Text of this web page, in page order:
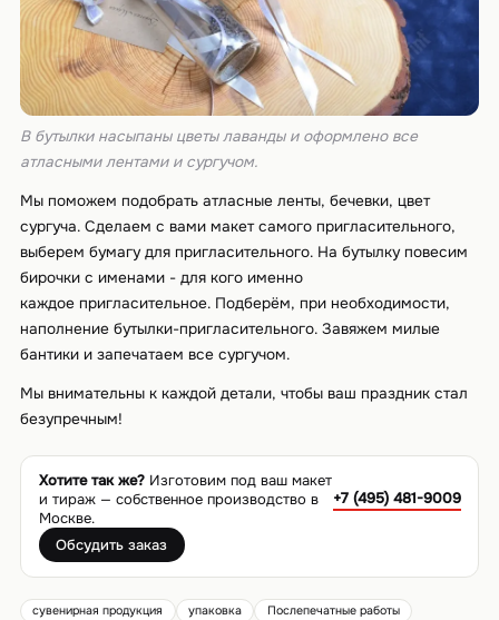
В бутылки насыпаны цветы лаванды и оформлено все
атласными лентами и сургучом.
Мы поможем подобрать атласные ленты, бечевки, цвет
сургуча. Сделаем с вами макет самого пригласительного,
выберем бумагу для пригласительного. На бутылку повесим
бирочки с именами - для кого именно
каждое пригласительное. Подберём, при необходимости,
наполнение бутылки-пригласительного. Завяжем милые
бантики и запечатаем все сургучом.
Мы внимательны к каждой детали, чтобы ваш праздник стал
безупречным!
Хотите так же?Изготовим под ваш макет
и тираж — собственное производство в
Москве.
+7 (495) 481-9009
Обсудить заказ
сувенирная продукция упаковка
Послепечатные работы